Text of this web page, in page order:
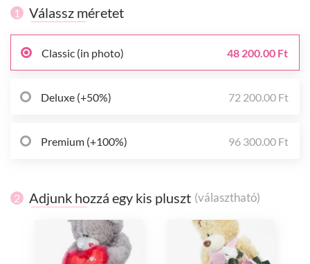
1 Válassz méretet
Classic (in photo) 48 200.00 Ft
Deluxe (+50%) 72 200.00 Ft
Premium (+100%) 96 300.00 Ft
2 Adjunk hozzá egy kis pluszt (választható)